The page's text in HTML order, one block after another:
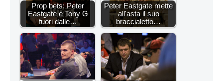
Prop bets: Peter
Eastgate e Tony G
fuori dalle…
Peter Eastgate mette
all'asta il suo
braccialetto…